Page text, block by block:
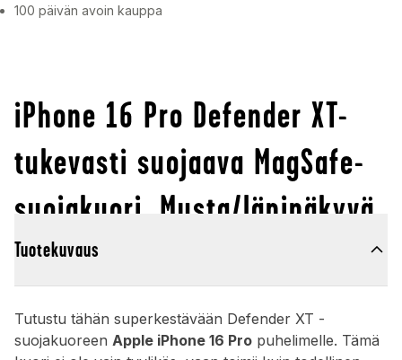
100 päivän avoin kauppa
iPhone 16 Pro Defender XT-
tukevasti suojaava MagSafe-
suojakuori, Musta/läpinäkyvä
Tuotekuvaus
Tutustu tähän superkestävään Defender XT -
suojakuoreen Apple iPhone 16 Pro puhelimelle. Tämä